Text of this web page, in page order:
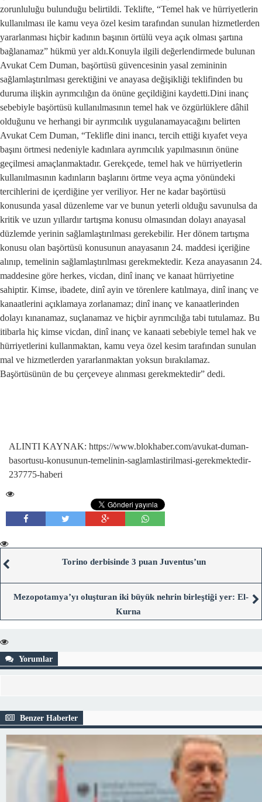
zorunluluğu bulunduğu belirtildi. Teklifte, “Temel hak ve hürriyetlerin
kullanılması ile kamu veya özel kesim tarafından sunulan hizmetlerden
yararlanması hiçbir kadının başının örtülü veya açık olması şartına
bağlanamaz” hükmü yer aldı.Konuyla ilgili değerlendirmede bulunan
Avukat Cem Duman, başörtüsü güvencesinin yasal zemininin
sağlamlaştırılması gerektiğini ve anayasa değişikliği teklifinden bu
duruma ilişkin ayrımcılığın da önüne geçildiğini kaydetti.Dini inanç
sebebiyle başörtüsü kullanılmasının temel hak ve özgürlüklere dâhil
olduğunu ve herhangi bir ayrımcılık uygulanamayacağını belirten
Avukat Cem Duman, “Teklifle dini inancı, tercih ettiği kıyafet veya
başını örtmesi nedeniyle kadınlara ayrımcılık yapılmasının önüne
geçilmesi amaçlanmaktadır. Gerekçede, temel hak ve hürriyetlerin
kullanılmasının kadınların başlarını örtme veya açma yönündeki
tercihlerini de içerdiğine yer veriliyor. Her ne kadar başörtüsü
konusunda yasal düzenleme var ve bunun yeterli olduğu savunulsa da
kritik ve uzun yıllardır tartışma konusu olmasından dolayı anayasal
düzlemde yerinin sağlamlaştırılması gerekebilir. Her dönem tartışma
konusu olan başörtüsü konusunun anayasanın 24. maddesi içeriğine
alınıp, temelinin sağlamlaştırılması gerekmektedir. Keza anayasanın 24.
maddesine göre herkes, vicdan, dinî inanç ve kanaat hürriyetine
sahiptir. Kimse, ibadete, dinî ayin ve törenlere katılmaya, dinî inanç ve
kanaatlerini açıklamaya zorlanamaz; dinî inanç ve kanaatlerinden
dolayı kınanamaz, suçlanamaz ve hiçbir ayrımcılığa tabi tutulamaz. Bu
itibarla hiç kimse vicdan, dinî inanç ve kanaati sebebiyle temel hak ve
hürriyetlerini kullanmaktan, kamu veya özel kesim tarafından sunulan
mal ve hizmetlerden yararlanmaktan yoksun bırakılamaz.
Başörtüsünün de bu çerçeveye alınması gerekmektedir” dedi.
ALINTI KAYNAK: https://www.blokhaber.com/avukat-duman-
basortusu-konusunun-temelinin-saglamlastirilmasi-gerekmektedir-
237775-haberi
Torino derbisinde 3 puan Juventus’un
Mezopotamya’yı oluşturan iki büyük nehrin birleştiği yer: El-
Kurna
Yorumlar
Benzer Haberler